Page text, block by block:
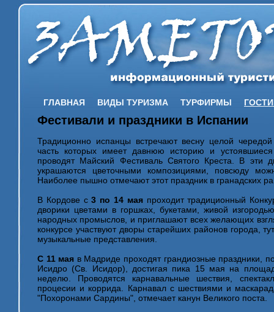
ГЛАВНАЯ ВИДЫ ТУРИЗМА ТУРФИРМЫ
Фестивали и праздники в Испании
Традиционно испанцы встречают весну целой
часть которых имеет давнюю историю и
проводят Майский Фестиваль Святого Креста. В
украшаются цветочными композициями, повсюду
Наиболее пышно отмечают этот праздник в гранадских
В Кордове с3 по 14 мая проходит традиционный
дворики цветами в горшках, букетами, живой
народных промыслов, и приглашают всех желающих
конкурсе участвуют дворы старейших районов города,
музыкальные представления.
С 11 мая в Мадриде проходят грандиозные праздники,
Исидро (Св. Исидор), достигая пика 15 мая на
неделю. Проводятся карнавальные шествия,
процесии и коррида. Карнавал с шествиями и
"Похоронами Сардины", отмечает канун Великого поста.